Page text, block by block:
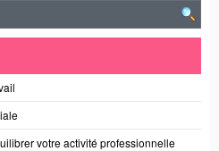
votre activité professionnelle